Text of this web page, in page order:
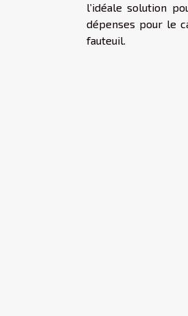
l’idéale solution
dépenses pour le
fauteuil.